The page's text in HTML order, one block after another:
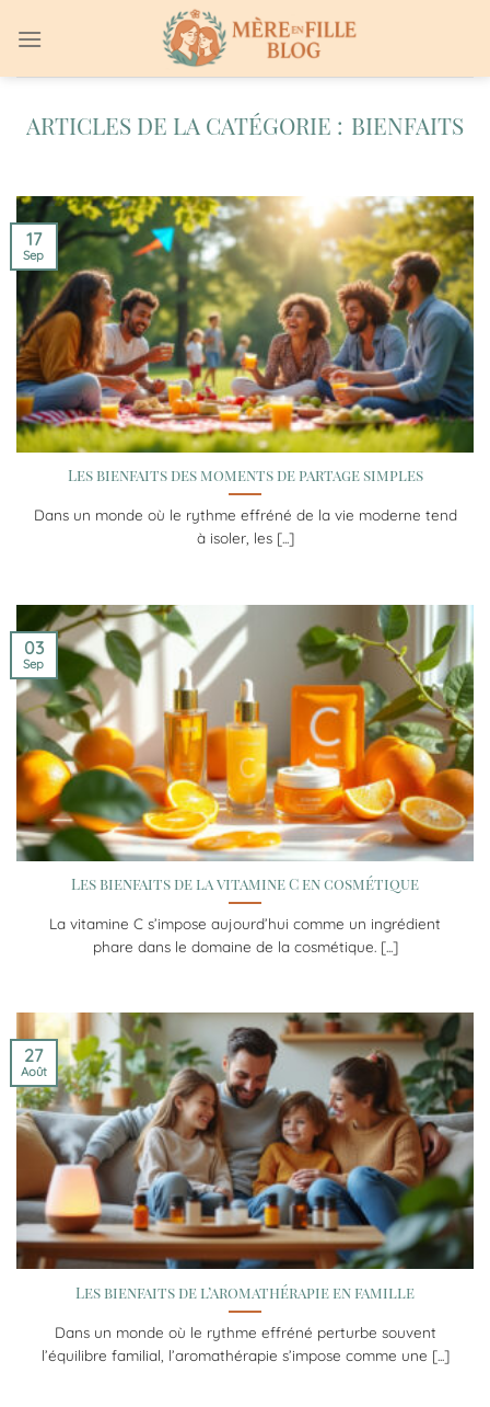
au
BIENFAITS
Les bienfaits des moments de partage simples
Dans un monde où le rythme effréné de la vie moderne tend
à isoler, les [...]
17
Sep
Les bienfaits de la vitamine C en cosmétique
La vitamine C s’impose aujourd’hui comme un ingrédient
phare dans le domaine de la cosmétique. [...]
03
Sep
Les bienfaits de l’aromathérapie en famille
Dans un monde où le rythme effréné perturbe souvent
l’équilibre familial, l’aromathérapie s’impose comme une [...]
27
Août